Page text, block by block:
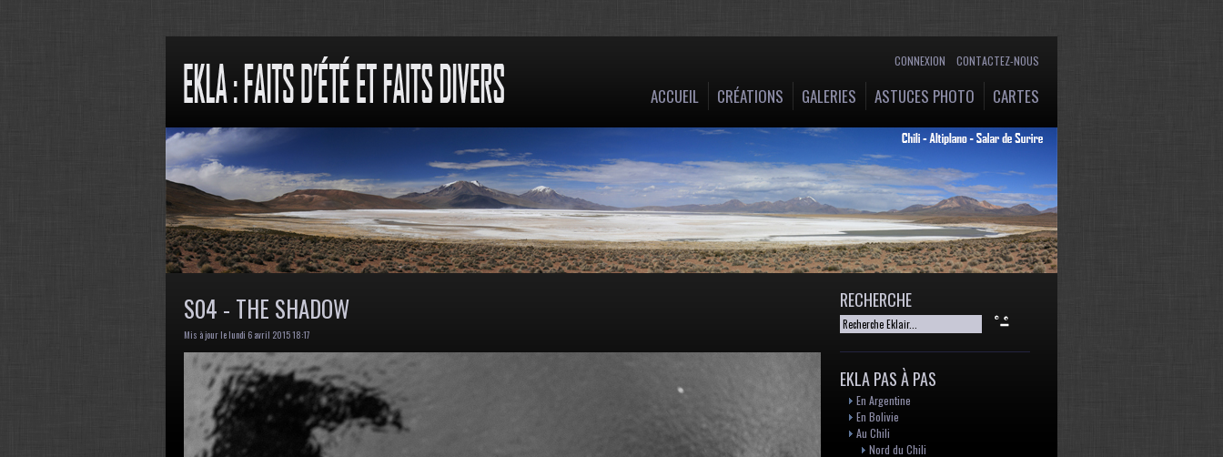
CONNEXION CONTACTEZ-NOUS
ACCUEIL CRÉATIONS GALERIES ASTUCES PHOTO CARTES
S04 - THE SHADOW
Mis à jour le lundi 6 avril 2015 18:17
RECHERCHE
EKLA PAS À PAS
En Argentine
En Bolivie
Au Chili
Nord du Chili